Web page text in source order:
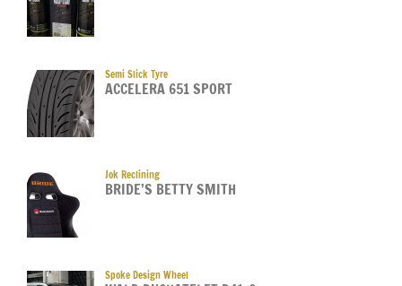
Semi Slick Tyre
ACCELERA 651 SPORT
Jok Reclining
BRIDE’S BETTY SMITH
Spoke Design Wheel